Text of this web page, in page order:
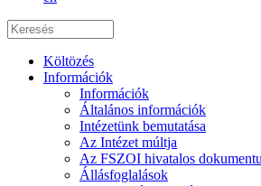
Költözés
Információk
Információk
Általános információk
Intézetünk bemutatása
Az Intézet múltja
Az FSZOI hivatalos
Állásfoglalások